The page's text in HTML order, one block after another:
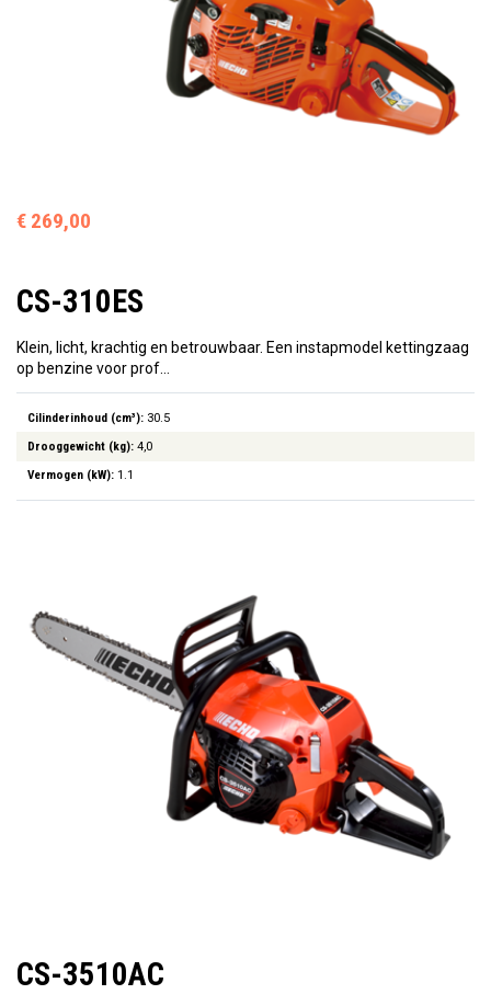
€ 269,00
CS-310ES
Klein, licht, krachtig en betrouwbaar. Een instapmodel kettingzaag
op benzine voor prof…
Cilinderinhoud (cm³): 30.5
Drooggewicht (kg): 4,0
Vermogen (kW): 1.1
CS-3510AC